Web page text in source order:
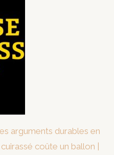
arguments durables en
coûte un ballon |